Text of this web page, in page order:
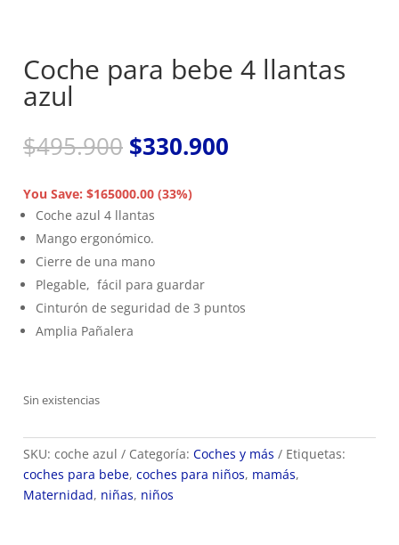
Coche para bebe 4 llantas
azul
$495.900 El
precio
original
era:
$495.900.
$330.900
You Save: $165000.00 (33%)
Coche azul 4 llantas
Mango ergonómico.
Cierre de una mano
Plegable, fácil para guardar
Cinturón de seguridad de 3 puntos
Amplia Pañalera
Sin existencias
SKU: coche azul Categoría: Coches y más
Etiquetas:
coches para bebe, coches para niños, mamás,
Maternidad, niñas, niños